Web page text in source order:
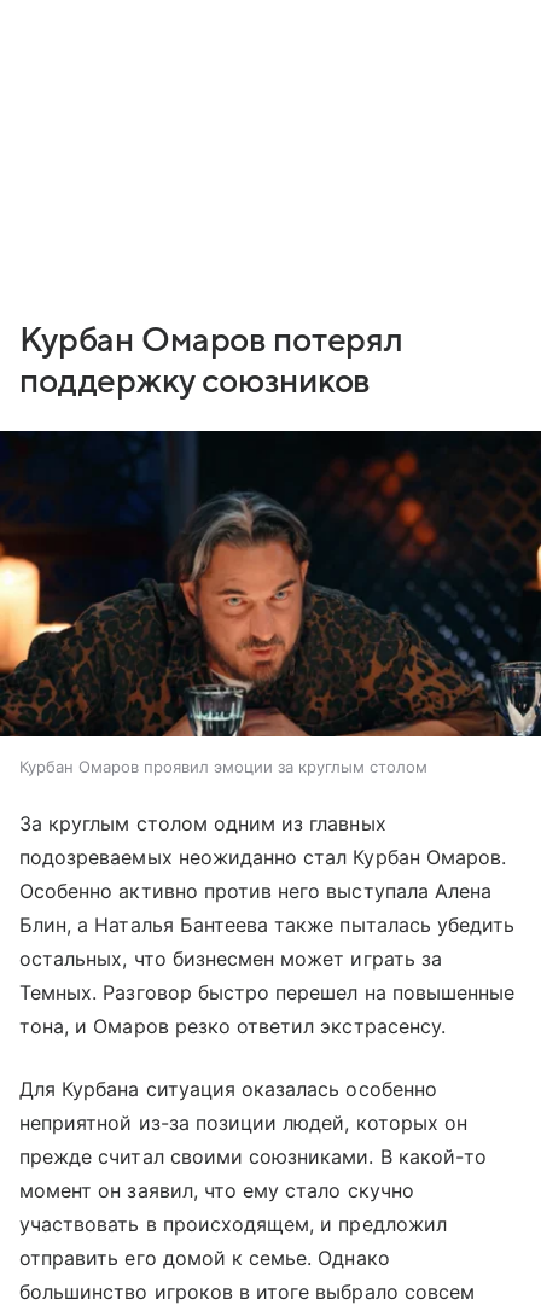
Курбан Омаров потерял
поддержку союзников
Курбан Омаров проявил эмоции за круглым столом
За круглым столом одним из главных
подозреваемых неожиданно стал Курбан Омаров.
Особенно активно против него выступала Алена
Блин, а Наталья Бантеева также пыталась убедить
остальных, что бизнесмен может играть за
Темных. Разговор быстро перешел на повышенные
тона, и Омаров резко ответил экстрасенсу.
Для Курбана ситуация оказалась особенно
неприятной из-за позиции людей, которых он
прежде считал своими союзниками. В какой-то
момент он заявил, что ему стало скучно
участвовать в происходящем, и предложил
отправить его домой к семье. Однако
большинство игроков в итоге выбрало совсем